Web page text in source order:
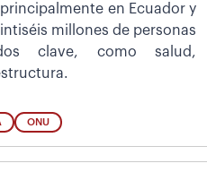
en Ecuador y
millones de personas
clave, como salud,
ONU